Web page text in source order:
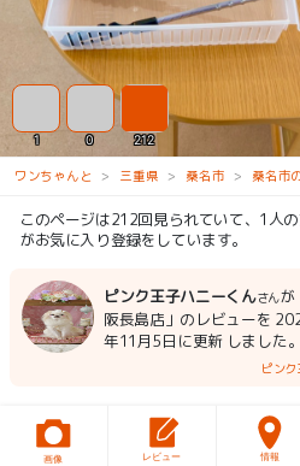
1 0 212
ワンちゃんと 三重県 桑名市 桑名市
このページは212回見られていて、1人
がお気に入り登録をしています。
ピンク王子ハニーくんさんが
阪長島店」のレビューを
年11月5日に更新 しました。
ピン
画像 レビュー 情報